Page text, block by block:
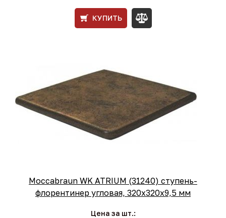
КУПИТЬ
Moccabraun WK ATRIUM (31240) ступень-
флорентинер угловая, 320х320х9,5 мм
Цена за шт.: